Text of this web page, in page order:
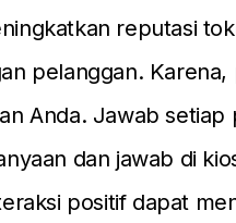
reputasi
pelanggan.
Anda. Jawab
dan jawab di
positif dapat